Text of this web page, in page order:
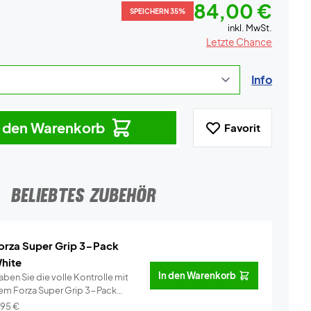
SPEICHERN 35% 84,00 €
inkl. MwSt.
Letzte Chance
Info
den Warenkorb Favorit
BELIEBTES ZUBEHÖR
Super Grip 3-Pack
Sie die volle Kontrolle mit
Forza Super Grip 3-Pack
€
In den Warenkorb